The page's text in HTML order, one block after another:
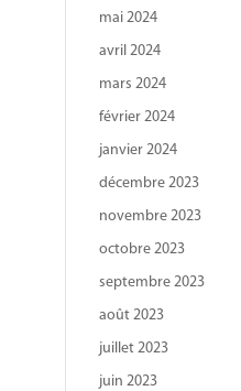
mai 2024
avril 2024
mars 2024
février 2024
janvier 2024
décembre 2023
novembre 2023
octobre 2023
septembre 2023
août 2023
juillet 2023
juin 2023